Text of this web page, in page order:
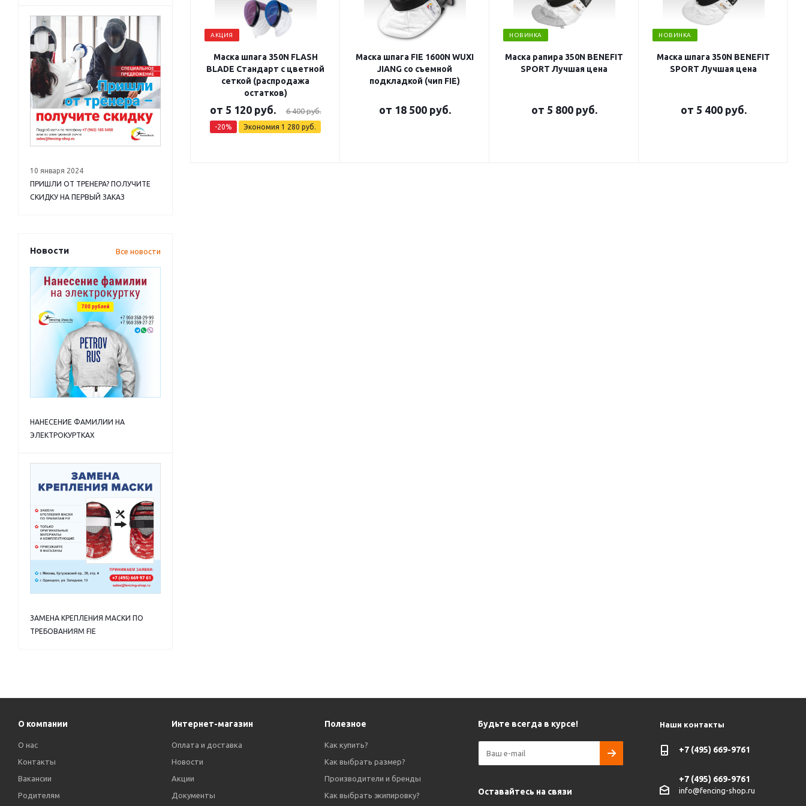
АКЦИЯ
Маска шпага 350N FLASH
BLADE Стандарт с цветной
сеткой (распродажа
остатков)
от 5 120 руб. 6 400 руб.
-20% Экономия 1 280 руб.
Маска шпага FIE 1600N WUXI
JIANG со съемной
подкладкой (чип FIE)
от 18 500 руб.
НОВИНКА
Маска рапира 350N BENEFIT
SPORT Лучшая цена
от 5 800 руб.
НОВИНКА
Маска шпага 350N BENEFIT
SPORT Лучшая цена
от 5 400 руб.
10 января 2024
ПРИШЛИ ОТ ТРЕНЕРА? ПОЛУЧИТЕ
СКИДКУ НА ПЕРВЫЙ ЗАКАЗ
Новости Все новости
НАНЕСЕНИЕ ФАМИЛИИ НА
ЭЛЕКТРОКУРТКАХ
ЗАМЕНА КРЕПЛЕНИЯ МАСКИ ПО
ТРЕБОВАНИЯМ FIE
О компании
О нас
Контакты
Вакансии
Родителям
Интернет-магазин
Оплата и доставка
Новости
Акции
Документы
Полезное
Как купить?
Как выбрать размер?
Производители и бренды
Как выбрать экипировку?
Будьте всегда в курсе!
Оставайтесь на связи
Наши контакты
+7 (495) 669-9761
+7 (495) 669-9761
info@fencing-shop.ru